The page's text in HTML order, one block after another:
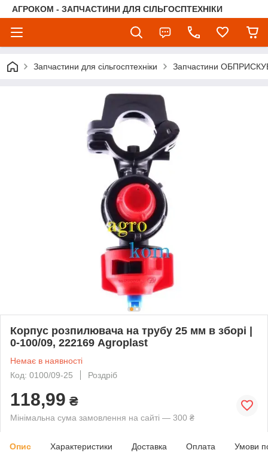
АГРОКОМ - ЗАПЧАСТИНИ ДЛЯ СІЛЬГОСПТЕХНІКИ
Запчастини для сільгосптехніки Запчастини
Корпус розпилювача на трубу 25 мм в зборі |
0-100/09, 222169 Agroplast
Немає в наявності
Код: 0100/09-25
Роздріб
118,99 ₴
Мінімальна сума замовлення на сайті — 300 ₴
Опис Характеристики Доставка Оплата Умови